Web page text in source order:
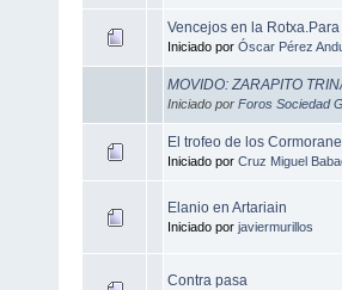
Vencejos en la
Iniciado por Óscar Pérez
MOVIDO: ZARAPITO
Iniciado por Foros Sociedad
El trofeo de los
Iniciado por Cruz Miguel
Elanio en Artariain
Iniciado por javiermurillos
Contra pasa